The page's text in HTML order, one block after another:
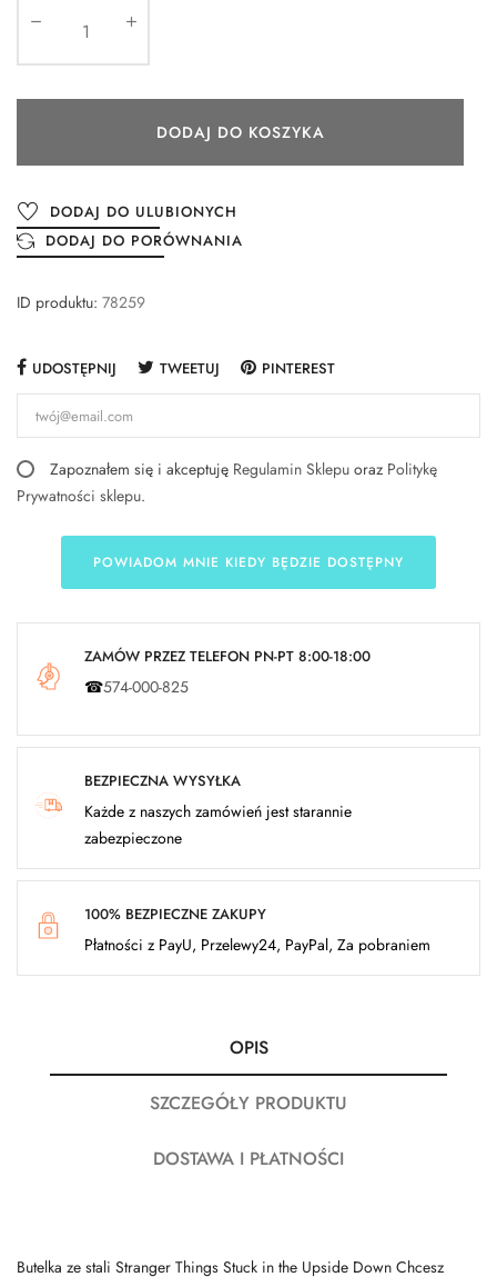
DODAJ DO KOSZYKA
DODAJ DO ULUBIONYCH
DODAJ DO PORÓWNANIA
ID produktu: 78259
UDOSTĘPNIJ TWEETUJ PINTEREST
Zapoznałem się i akceptuję Regulamin Sklepu oraz Politykę
Prywatności sklepu.
POWIADOM MNIE KIEDY BĘDZIE DOSTĘPNY
ZAMÓW PRZEZ TELEFON PN-PT 8:00-18:00
☎574-000-825
BEZPIECZNA WYSYŁKA
Każde z naszych zamówień jest starannie
zabezpieczone
100% BEZPIECZNE ZAKUPY
Płatności z PayU, Przelewy24, PayPal, Za pobraniem
OPIS
SZCZEGÓŁY PRODUKTU
DOSTAWA I PŁATNOŚCI
Butelka ze stali Stranger Things Stuck in the Upside Down Chcesz